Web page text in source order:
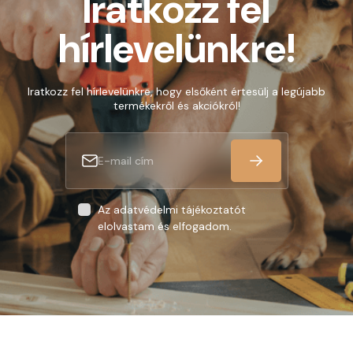
hírlevelünkre!
Iratkozz fel hírlevelünkre, hogy elsőként értesülj a legújabb
termékekről és akciókról!
Az adatvédelmi tájékoztatót
elolvastam és elfogadom.